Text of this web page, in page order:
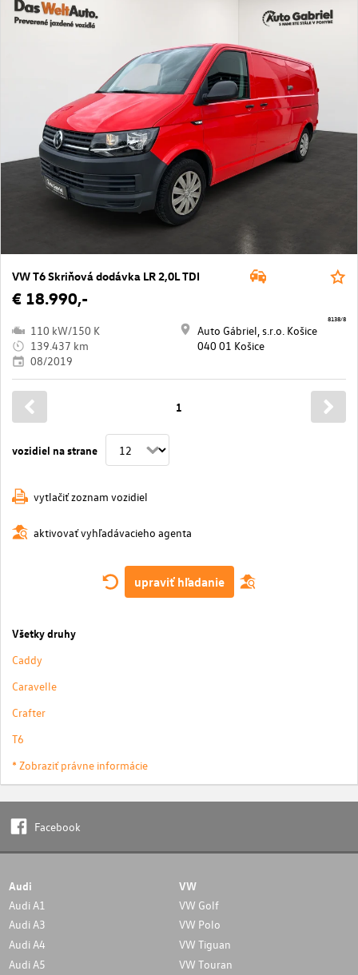
VW T6 Skriňová dodávka LR 2,0L TDI
€ 18.990,-
110 kW/150 K
139.437 km
08/2019
Auto Gábriel, s.r.o. Košice
040 01 Košice
8138/8
vozidiel na strane
1
vytlačiť zoznam vozidiel
aktivovať vyhľadávacieho agenta
upraviť hľadanie
Všetky druhy
Caddy
Caravelle
Crafter
T6
* Zobraziť právne informácie
Facebook
Audi
Audi A1
Audi A3
Audi A4
Audi A5
VW
VW Golf
VW Polo
VW Tiguan
VW Touran